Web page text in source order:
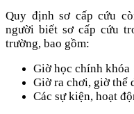
Quy định sơ cấp cứu
người biết sơ cấp cứu
trường, bao gồm:
Giờ học chính khóa
Giờ ra chơi, giờ thể
Các sự kiện, hoạt